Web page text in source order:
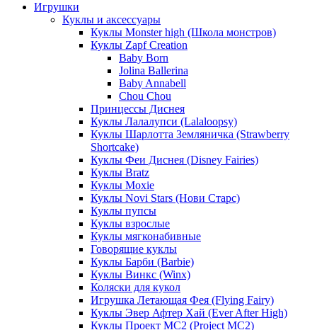
Игрушки
Куклы и аксессуары
Куклы Monster high (Школа монстров)
Куклы Zapf Creation
Baby Born
Jolina Ballerina
Baby Annabell
Chou Chou
Принцессы Диснея
Куклы Лалалупси (Lalaloopsy)
Куклы Шарлотта Земляничка (Strawberry
Shortcake)
Куклы Феи Диснея (Disney Fairies)
Куклы Bratz
Куклы Moxie
Куклы Novi Stars (Нови Старс)
Куклы пупсы
Куклы взрослые
Куклы мягконабивные
Говорящие куклы
Куклы Барби (Barbie)
Куклы Винкс (Winx)
Коляски для кукол
Игрушка Летающая Фея (Flying Fairy)
Куклы Эвер Афтер Хай (Ever After High)
Куклы Проект МС2 (Project MC2)